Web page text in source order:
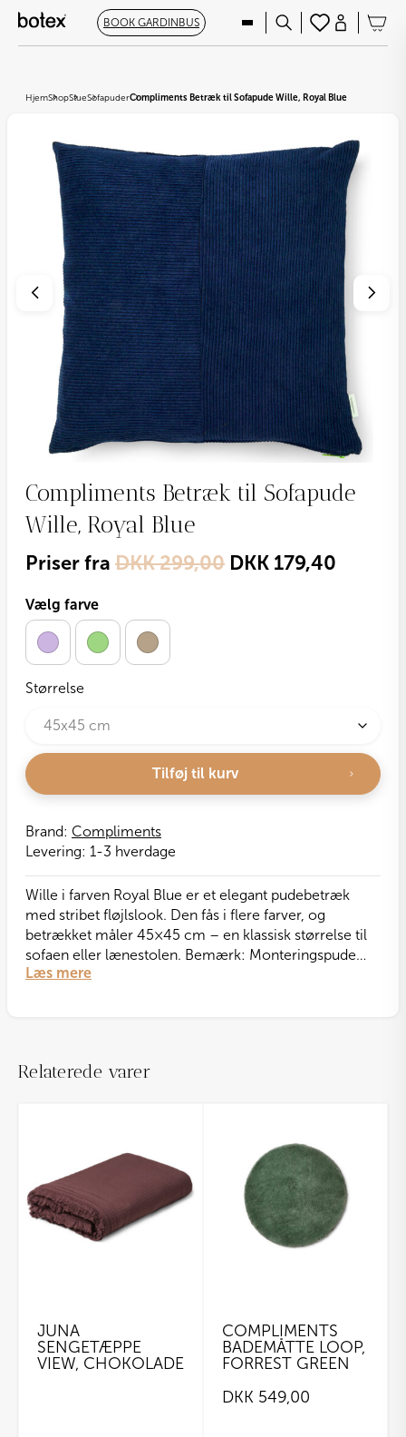
BOOK GARDINBUS
HjemShopStueSofapuderCompliments Betræk til Sofapude Wille, Royal Blue
Compliments Betræk til Sofapude
Wille, Royal Blue
Brand: Compliments
Levering: 1-3 hverdage
Wille i farven Royal Blue er et elegant pudebetræk
med stribet fløjlslook. Den fås i flere farver, og
betrækket måler 45×45 cm – en klassisk størrelse til
sofaen eller lænestolen. Bemærk: Monteringspude
medfølger ikke.
Læs mere
Priser fra DKK299,00 DKK 179,40
Vælg farve
Størrelse
Tilføj til kurv
Relaterede varer
JUNA
SENGETÆPPE
VIEW, CHOKOLADE
COMPLIMENTS
BADEMÅTTE LOOP,
FORREST GREEN
DKK 549,00